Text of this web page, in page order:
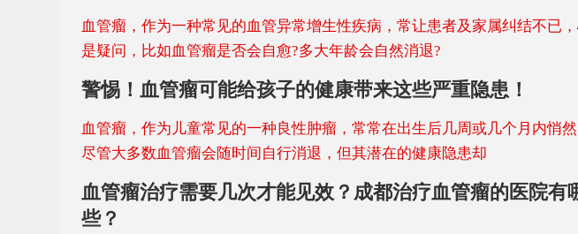
血管瘤，作为一种常见的血管异常增生性疾病，常让患者及家属纠结不已
是疑问，比如血管瘤是否会自愈?多大年龄会自然消退?​
警惕！血管瘤可能给孩子的健康带来这些严重隐患！
血管瘤，作为儿童常见的一种良性肿瘤，常常在出生后几周或几个月内悄然
尽管大多数血管瘤会随时间自行消退，但其潜在的健康隐患却
血管瘤治疗需要几次才能见效？成都治疗血管瘤的医院有
些？